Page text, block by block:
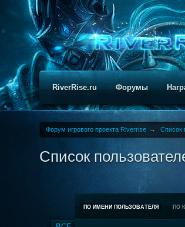
RiverRise.ru Форумы
Форум игрового проекта Riverrise → Список
Список
ПО ИМЕНИ ПОЛЬЗОВАТЕЛЯ ПО